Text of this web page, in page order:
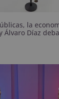
la
Álvaro Díaz
Ilícita